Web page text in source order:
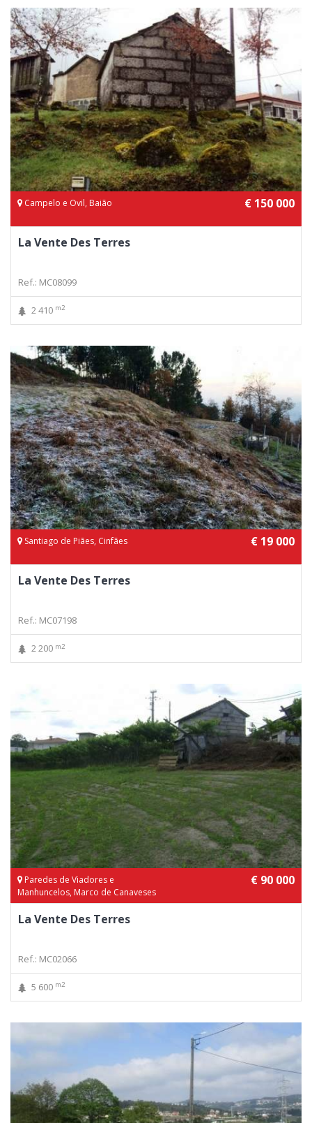
Campelo e Ovil, Baião € 150 000
La Vente Des Terres
Ref.: MC08099
2 410 m2
Santiago de Piães, Cinfães € 19 000
La Vente Des Terres
Ref.: MC07198
2 200 m2
Paredes de Viadores e
Manhuncelos, Marco de Canaveses
€ 90 000
La Vente Des Terres
Ref.: MC02066
5 600 m2